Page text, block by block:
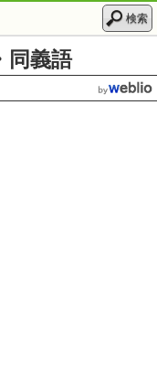
検索
同義語